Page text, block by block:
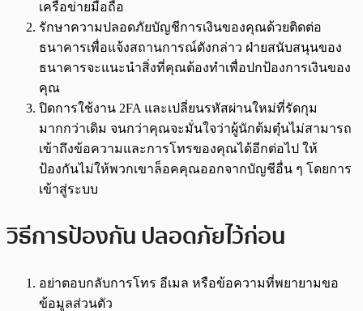
เครือข่ายมือถือ
รักษาความปลอดภัยบัญชีการเงินของคุณด้วยติดต่อ
ธนาคารเพื่อแจ้งสถานการณ์ดังกล่าว ฝ่ายสนับสนุนของ
ธนาคารจะแนะนำสิ่งที่คุณต้องทำเพื่อปกป้องการเงินของ
คุณ
ปิดการใช้งาน 2FA และเปลี่ยนรหัสผ่านใหม่ที่รัดกุม
มากกว่าเดิม จนกว่าคุณจะมั่นใจว่าผู้นักต้มตุ๋นไม่สามารถ
เข้าถึงข้อความและการโทรของคุณได้อีกต่อไป ให้
ป้องกันไม่ให้พวกเขาล็อคคุณออกจากบัญชีอื่น ๆ โดยการ
เข้าสู่ระบบ
วิธีการป้องกัน ปลอดภัยไว้ก่อน
อย่าตอบกลับการโทร อีเมล หรือข้อความที่พยายามขอ
ข้อมูลส่วนตัว